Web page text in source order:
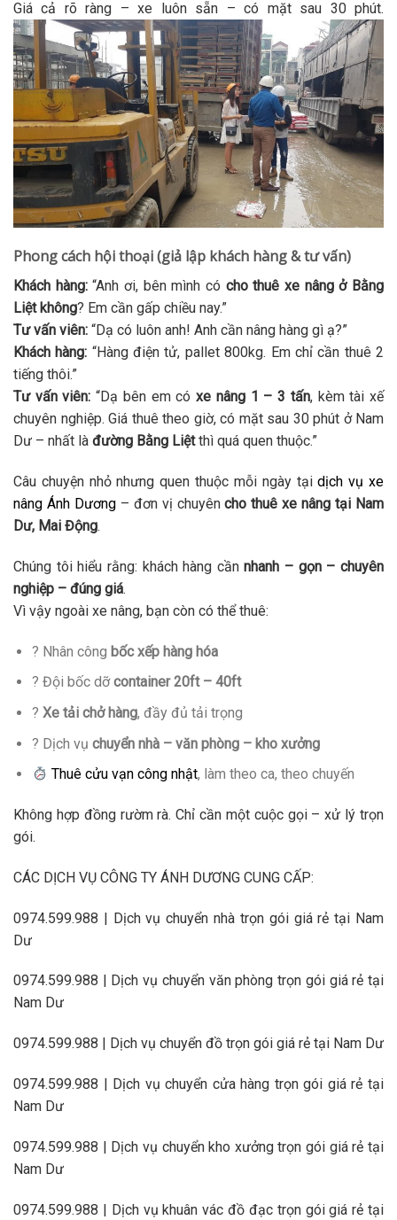
Giá cả rõ ràng – xe luôn sẵn – có mặt sau 30 phút.
Phong cách hội thoại (giả lập khách hàng & tư vấn)
Khách hàng:“Anh ơi, bên mình có cho thuê xe nâng ở Bằng
Liệt không? Em cần gấp chiều nay.”
Tư vấn viên: “Dạ có luôn anh! Anh cần nâng hàng gì ạ?”
Khách hàng: “Hàng điện tử, pallet 800kg. Em chỉ cần thuê 2
tiếng thôi.”
Tư vấn viên: “Dạ bên em cóxe nâng 1 – 3 tấn, kèm tài xế
chuyên nghiệp. Giá thuê theo giờ, có mặt sau 30 phút ở Nam
Dư – nhất là đường Bằng Liệtthì quá quen thuộc.”
Câu chuyện nhỏ nhưng quen thuộc mỗi ngày tạidịch vụ xe
nâng Ánh Dương– đơn vị chuyêncho thuê xe nâng tại Nam
Dư, Mai Động.
Chúng tôi hiểu rằng: khách hàng cầnnhanh – gọn – chuyên
nghiệp – đúng giá.
Vì vậy ngoài xe nâng, bạn còn có thể thuê:
? Nhân công bốc xếp hàng hóa
? Đội bốc dỡcontainer 20ft – 40ft
? Xe tải chở hàng, đầy đủ tải trọng
? Dịch vụ chuyển nhà – văn phòng – kho xưởng
Thuê cửu vạn công nhật, làm theo ca, theo chuyến
Không hợp đồng rườm rà. Chỉ cần một cuộc gọi – xử lý trọn
gói.
CÁC DỊCH VỤ CÔNG TY ÁNH DƯƠNG CUNG CẤP:
0974.599.988 | Dịch vụ chuyển nhà trọn gói giá rẻ tại Nam
Dư
0974.599.988 | Dịch vụ chuyển văn phòng trọn gói giá rẻ tại
Nam Dư
0974.599.988 | Dịch vụ chuyển đồ trọn gói giá rẻ tại Nam Dư
0974.599.988 | Dịch vụ chuyển cửa hàng trọn gói giá rẻ tại
Nam Dư
0974.599.988 | Dịch vụ chuyển kho xưởng trọn gói giá rẻ tại
Nam Dư
0974.599.988 | Dịch vụ khuân vác đồ đạc trọn gói giá rẻ tại